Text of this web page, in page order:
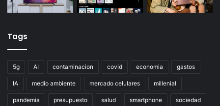
Tags
5g AI contaminacion covid economia gastos
IA medio ambiente mercado celulares millenial
pandemia presupuesto salud smartphone sociedad